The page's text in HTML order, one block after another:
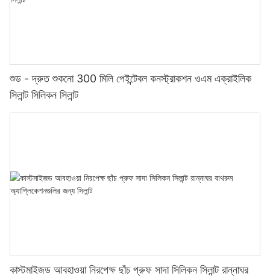
শুড - দ্রুত শুকনো 300 মিলি পেইন্টেবল কনস্ট্রাকশন ওএম এক্রাইলিক
সিলান্ট সিলিকন সিলান্ট
কাস্টমাইজড আবহাওয়া নিরপেক্ষ ছাঁচ প্রুফ সাদা সিলিকন সিলান্ট রান্নাঘর